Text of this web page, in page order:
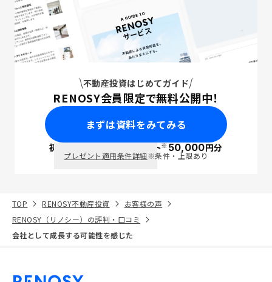
不動産投資はじめてガイド
RENOSY会員限定で無料公開中！
まずは資料をみてみる
初回面談で ポイント※50,000円分
プレゼント適用条件詳細※条件・上限あり
TOP RENOSY不動産投資
お客様の声
RENOSY（リノシー）の評判・口コミ
会社として成長する可能性を感じた